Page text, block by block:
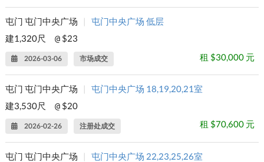
屯门 屯门中央广场 |
屯门中央广场 低层
建1,320尺
@ $23
2026-03-06 市场成交 租 $30,000 元
屯门 屯门中央广场 |
屯门中央广场 18,19,20,21室
建3,530尺
@ $20
2026-02-26 注册处成交 租 $70,600 元
屯门 屯门中央广场 |
屯门中央广场 22,23,25,26室